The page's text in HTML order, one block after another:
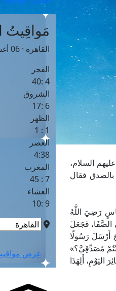
السلام،
بالصدق فقال
رَضِيَ اللَّهُ
الصَّفَا، فَجَعَلَ
أَرْسَلَ رَسُولًا
مُصَدِّقِيَّ؟»
اليَوْمِ، أَلِهَذَا
مَواقِيتُ
القاهرة · 06 أغسطس 2026 م
الفجر
4 :40
الشروق
6 :17
الظهر
1 : 1
العصر
4:38
المغرب
7 : 45
العشاء
9 :10
عرض